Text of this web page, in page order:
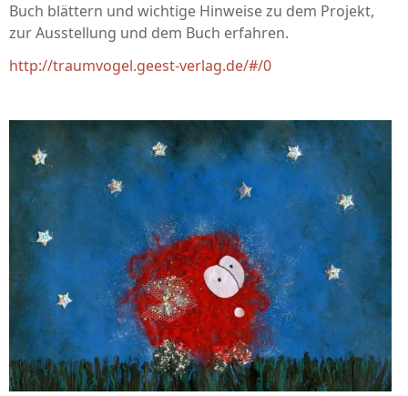
Buch blättern und wichtige Hinweise zu dem Projekt,
zur Ausstellung und dem Buch erfahren.
http://traumvogel.geest-verlag.de/#/0